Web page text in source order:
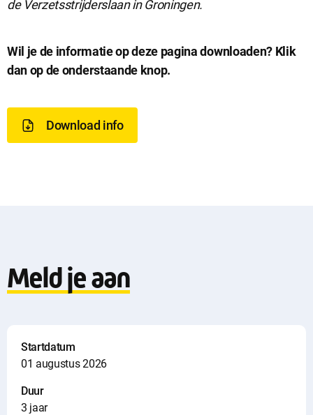
de Verzetsstrijderslaan in Groningen.
D
w
n
d
Wil je de informatie op deze pagina downloaden? Klik
dan op de onderstaande knop.
Download info
Meld je aan
Startdatum
01 augustus 2026
Duur
3 jaar